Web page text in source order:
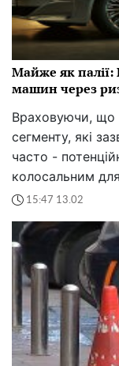
Майже як палії:
машин через
Враховуючи, що
сегменту, які
часто -
колосальним
15:47 13.02